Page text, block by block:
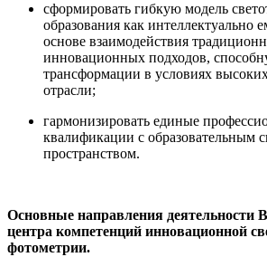
сформировать гибкую модель
образования как интеллектуально
основе взаимодействия
инновационных подходов,
трансформации в условиях
отрасли;
гармонизировать единые
квалификации с образовательным
пространством.
Основные направления деятельности
центра компетенций инновационной
фотометрии.